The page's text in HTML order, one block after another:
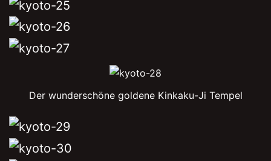
Der wunderschöne goldene Kinkaku-Ji Tempel